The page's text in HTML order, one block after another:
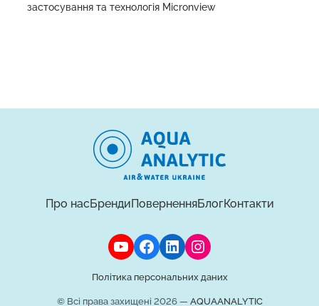
застосування та технологія Micronview
Про насБрендиПоверненняБлогКонтакти
Політика персональних даних
© Всі права захищені 2026 — AQUAANALYTIC